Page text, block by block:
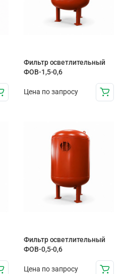
Фильтр осветлительный
ФОВ-1,5-0,6
Цена по запросу
Фильтр осветлительный
ФОВ-0,5-0,6
Цена по запросу